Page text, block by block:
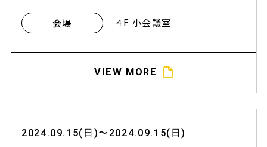
会場 ４F 小会議室
VIEW MORE
2024.09.15(日)〜2024.09.15(日)